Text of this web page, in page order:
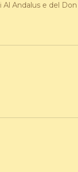
Al Andalus e del